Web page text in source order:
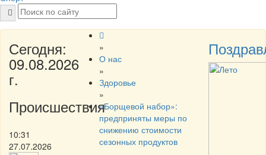
Сегодня:
09.08.2026
г.
Происшествия
10:31
27.07.2026
»
О нас
»
Здоровье
»
«Борщевой набор»:
предприняты меры по
снижению стоимости
сезонных продуктов